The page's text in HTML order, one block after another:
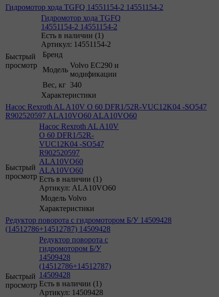
Гидромотор хода TGFQ 14551154-2 14551154-2
Быстрый
просмотр
Гидромотор хода TGFQ
14551154-2 14551154-2
Есть в наличии (1)
Артикул: 14551154-2
Бренд
Модель
Volvo EC290 и
модификации
Вес, кг 340
Характеристики
Насос Rexroth AL A10V O 60 DFR1/52R-VUC12K04 -SO547
R902520597 ALA10VO60 ALA10VO60
Быстрый
просмотр
Насос Rexroth AL A10V
O 60 DFR1/52R-
VUC12K04 -SO547
R902520597
ALA10VO60
ALA10VO60
Есть в наличии (1)
Артикул: ALA10VO60
Модель Volvo
Характеристики
Редуктор поворота с гидромотором Б/У 14509428
(14512786+14512787) 14509428
Быстрый
просмотр
Редуктор поворота с
гидромотором Б/У
14509428
(14512786+14512787)
14509428
Есть в наличии (1)
Артикул: 14509428